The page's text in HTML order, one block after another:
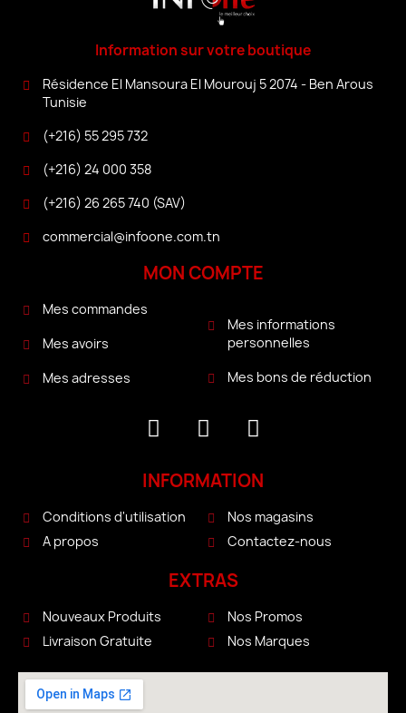
Information sur votre boutique
Résidence El Mansoura El Mourouj 5 2074 - Ben Arous
Tunisie
(+216) 55 295 732
(+216) 24 000 358
(+216) 26 265 740 (SAV)
commercial@infoone.com.tn
MON COMPTE
Mes commandes
Mes avoirs
Mes adresses
Mes informations
personnelles
Mes bons de réduction
INFORMATION
Conditions d'utilisation
A propos
Nos magasins
Contactez-nous
EXTRAS
Nouveaux Produits
Livraison Gratuite
Nos Promos
Nos Marques